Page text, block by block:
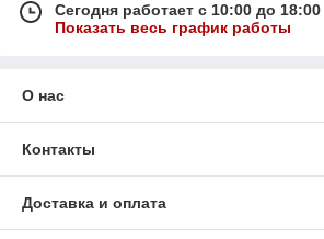
Сегодня работает с 10:00 до 18:00
Показать весь график работы
О нас
Контакты
Доставка и оплата